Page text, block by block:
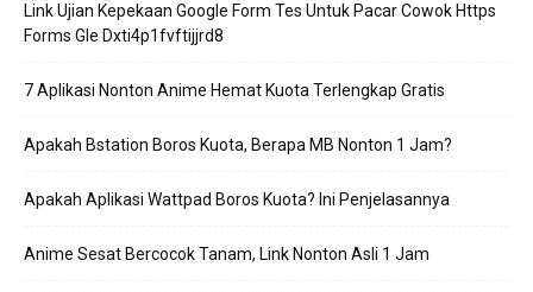
Link Ujian Kepekaan Google Form Tes Untuk Pacar Cowok Https
Forms Gle Dxti4p1fvftijjrd8
7 Aplikasi Nonton Anime Hemat Kuota Terlengkap Gratis
Apakah Bstation Boros Kuota, Berapa MB Nonton 1 Jam?
Apakah Aplikasi Wattpad Boros Kuota? Ini Penjelasannya
Anime Sesat Bercocok Tanam, Link Nonton Asli 1 Jam